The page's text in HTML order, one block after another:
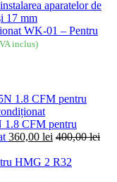
WK-01 – Pentru
inclus)
1.8 CFM pentru
360,00 lei 400,00lei
HMG 2 R32